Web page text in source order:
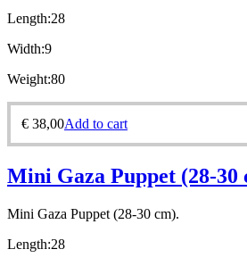
Length:28
Width:9
Weight:80
€ 38,00Add to cart
Mini Gaza Puppet (28-30
Mini Gaza Puppet (28-30 cm).
Length:28